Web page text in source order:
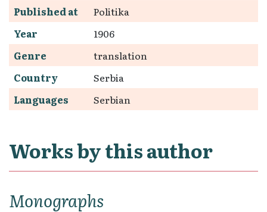
Published at
Politika
Year
1906
Genre
translation
Country
Serbia
Languages
Serbian
Works by this author
Monographs